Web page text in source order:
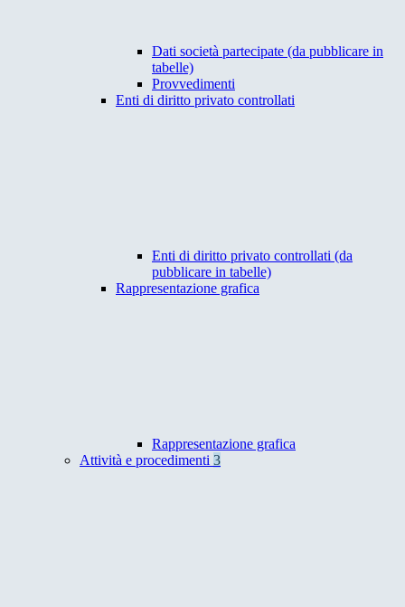
Dati società partecipate (da pubblicare in
tabelle)
Provvedimenti
Enti di diritto privato controllati
Enti di diritto privato controllati (da
pubblicare in tabelle)
Rappresentazione grafica
Rappresentazione grafica
Attività e procedimenti 3